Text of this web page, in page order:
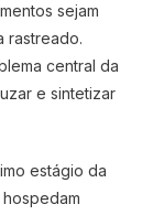
sejam
rastreado.
central da
e sintetizar
estágio da